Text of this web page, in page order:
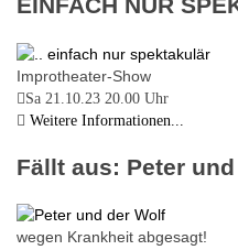
EINFACH NUR
Improtheater-Show
Sa 21.10.23 20.00 Uhr
Weitere Informationen...
Fällt aus: Peter
wegen Krankheit abgesagt!